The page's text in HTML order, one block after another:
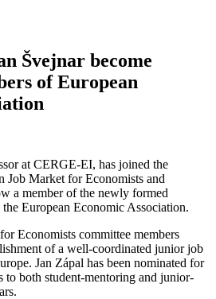
Švejnar become
of European
at CERGE-EI, has joined the
Job Market for Economists and
a member of the newly formed
European Economic Association.
Economists committee members
of a well-coordinated junior job
Jan Zápal has been nominated for
to both student-mentoring and junior-